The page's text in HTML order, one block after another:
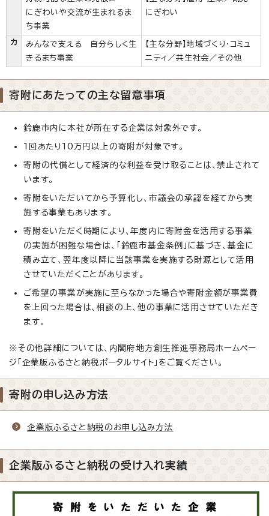
にぎわいや交流が生まれるま
ち事業
にぎわい
カ
みんなで支える 自分らしく生
きるまち事業
【主な分野】地域づくり・コミュ
ニティ／共生社会／その他
寄附にあたっての主な留意事項
鈴鹿市内に本社が所在する企業は対象外です。
1回あたり10万円以上の寄附が対象です。
寄附の代償として経済的な利益を受け取ることは、禁止されて
います。
寄附をいただいてから予算化し、市議会の承認を経てから実
施する事業もあります。
寄附をいただく時期により、年度内に寄附金を活用する事業
の実施が困難な場合は、「鈴鹿市基金条例」に基づき、基金に
積み立て、翌年度以降に当該事業を実施する財源として活用
させていただくことがあります。
ご希望の事業が実施に至らなかった場合や寄附金額が事業費
を上回った場合は、相談の上、他の事業に活用させていただき
ます。
※その他詳細については、内閣府地方創生推進事務局ホームペー
ジ「企業版ふるさと納税ポータルサイト」をご覧ください。
寄附の申し込み方法
企業版ふるさと納税のお申し込み方法
企業版ふるさと納税の受け入れ実績